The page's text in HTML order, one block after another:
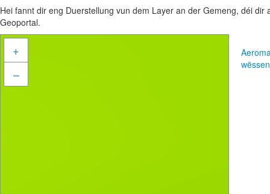
Hei fannt dir eng Duerstellung vun dem Layer an der Gemeng, déi
Geoportal.
+
–